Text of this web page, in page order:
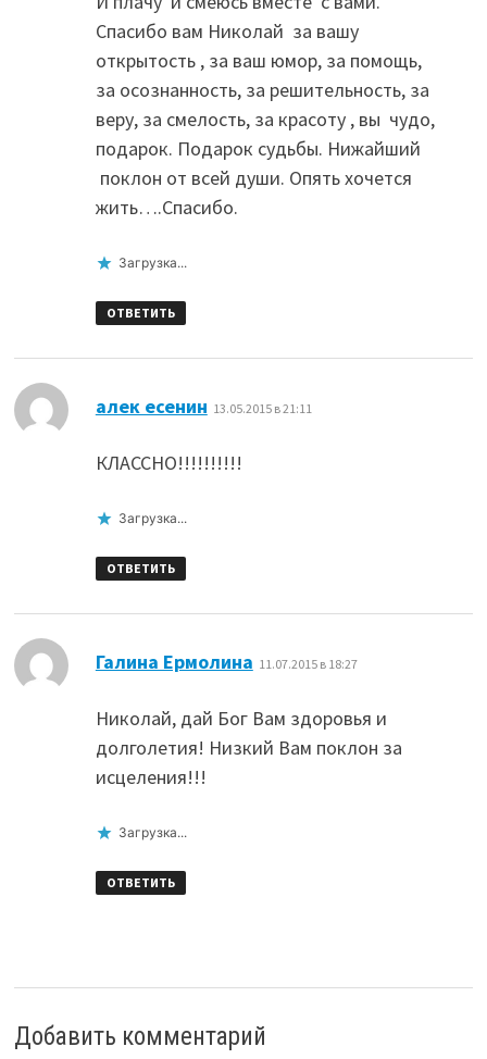
Спасибо вам Николай за вашу
открытость , за ваш юмор, за помощь,
за осознанность, за решительность, за
веру, за смелость, за красоту , вы чудо,
подарок. Подарок судьбы. Нижайший
поклон от всей души. Опять хочется
жить….Спасибо.
Загрузка...
ОТВЕТИТЬ
алек есенин 13.05.2015 в 21:11
КЛАССНО!!!!!!!!!!
Загрузка...
ОТВЕТИТЬ
Галина Ермолина 11.07.2015 в 18:27
Николай, дай Бог Вам здоровья и
долголетия! Низкий Вам поклон за
исцеления!!!
Загрузка...
ОТВЕТИТЬ
Добавить комментарий